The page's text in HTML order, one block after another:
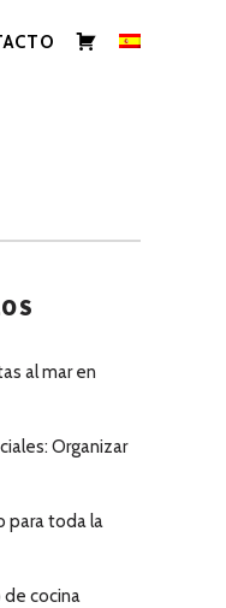
CARRITO
al mar en
Organizar
para toda la
de cocina